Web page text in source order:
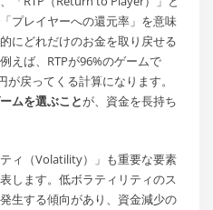
プレイヤーへの還元率」を意味
にどれだけのお金を取り戻せる
えば、RTPが96%のゲームで
戻ってくる計算になります。
ムを選ぶことが、資金を長持ち
ィ（Volatility）」も重要な要素
します。低ボラティリティのス
生する傾向があり、資金減少の